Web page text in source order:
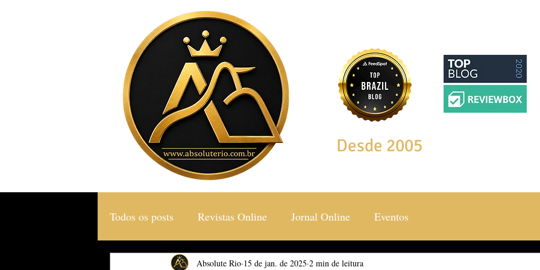
Desde 2005
Todos os posts Revistas Online Jornal Online Eventos
Gastronomia & Turismo Social & Estilos Saúde & Bem Estar
Absolute Rio 15 de jan. de 2025 2 min de leitura